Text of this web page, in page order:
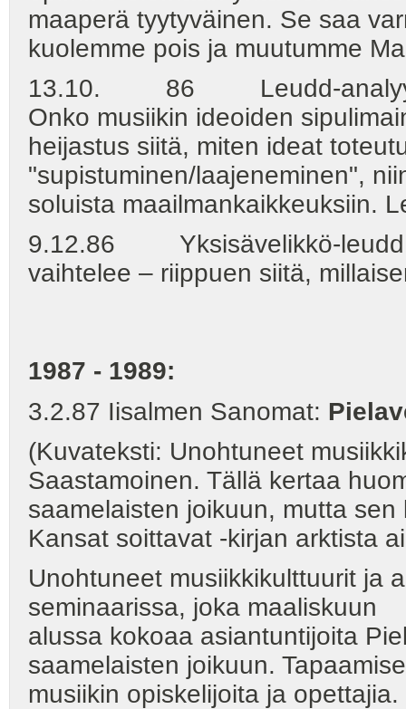
maaperä tyytyväinen. Se saa
kuolemme pois ja muutumme
13.10. 86 Leudd-analyysi
Onko musiikin ideoiden
heijastus siitä, miten ideat
"supistuminen/laajeneminen",
soluista maailmankaikkeuksiin.
9.12.86 Yksisävelikkö-leudd
vaihtelee – riippuen siitä,
1987 - 1989:
3.2.87 Iisalmen Sanomat:
(Kuvateksti: Unohtuneet
Saastamoinen. Tällä kertaa
saamelaisten joikuun, mutta
Kansat soittavat -kirjan arktista
Unohtuneet musiikkikulttuurit ja
seminaarissa, joka maaliskuun
alussa kokoaa asiantuntijoita
saamelaisten joikuun.
musiikin opiskelijoita ja opettajia.